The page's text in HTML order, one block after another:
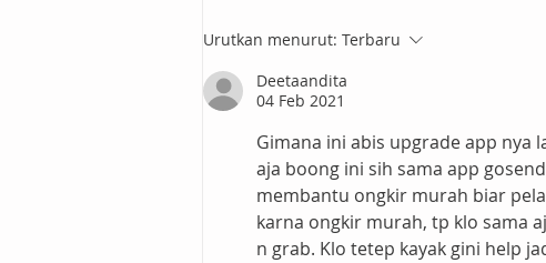
Wehelpyou - Orkestrator
Layanan Digital. Apa
maksudnya?
Urutkan menurut: Terbaru
Deetaandita
04 Feb 2021
Gimana ini abis upgrade app nya
aja boong ini sih sama app
membantu ongkir murah biar
karna ongkir murah, tp klo sama
n grab. Klo tetep kayak gini help